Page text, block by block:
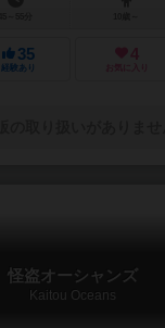
35
経験あり
4
お気に入り
怪盗オーシャンズ
Kaitou Oceans